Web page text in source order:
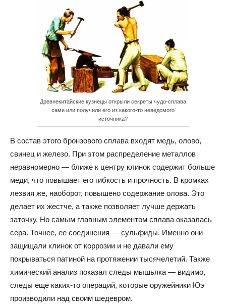
Древнекитайские кузнецы открыли секреты чудо-сплава
сами или получили его из какого-то неведомого
источника?
В состав этого бронзового сплава входят медь, олово,
свинец и железо. При этом распределение металлов
неравномерно — ближе к центру клинок содержит больше
меди, что повышает его гибкость и прочность. В кромках
лезвия же, наоборот, повышено содержание олова. Это
делает их жестче, а также позволяет лучше держать
заточку. Но самым главным элементом сплава оказалась
сера. Точнее, ее соединения — сульфиды. Именно они
защищали клинок от коррозии и не давали ему
покрываться патиной на протяжении тысячелетий. Также
химический анализ показал следы мышьяка — видимо,
следы еще каких-то операций, которые оружейники Юэ
производили над своим шедевром.